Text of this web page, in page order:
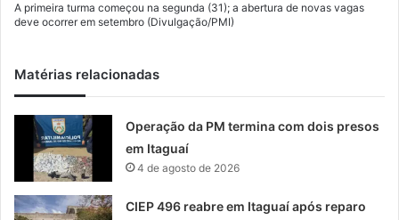
A primeira turma começou na segunda (31); a abertura de novas vagas
deve ocorrer em setembro (Divulgação/PMI)
Matérias relacionadas
Operação da PM termina com dois presos
em Itaguaí
4 de agosto de 2026
CIEP 496 reabre em Itaguaí após reparo